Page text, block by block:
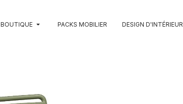
BOUTIQUE PACKS MOBILIER DESIGN D'INTÉRIEUR